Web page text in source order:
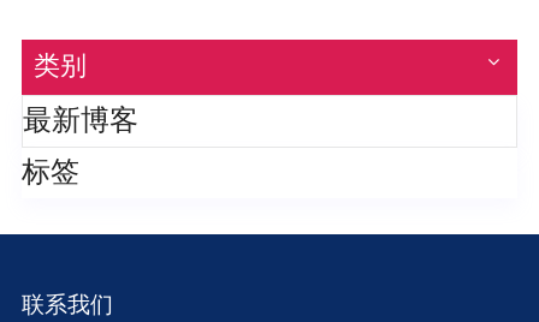
类别
最新博客
标签
联系我们